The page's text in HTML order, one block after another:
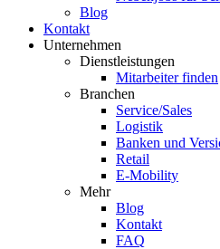
Blog
Kontakt
Unternehmen
Dienstleistungen
Mitarbeiter finden
Branchen
Service/Sales
Logistik
Banken und
Retail
E-Mobility
Mehr
Blog
Kontakt
FAQ